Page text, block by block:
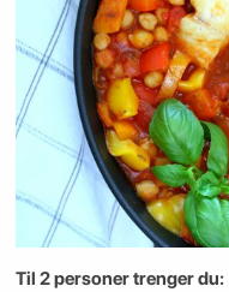
Til 2 personer trenger du: